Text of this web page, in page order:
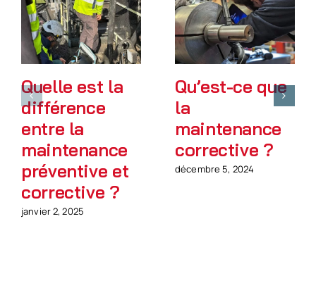
Quelle est la
différence
entre la
maintenance
préventive et
corrective ?
janvier 2, 2025
Qu’est-ce que
la
maintenance
corrective ?
décembre 5, 2024